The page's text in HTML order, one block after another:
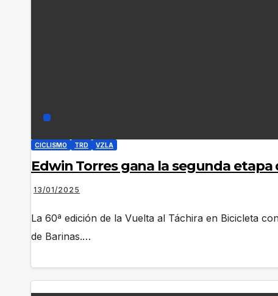
CICLISMO TRD VZLA
Edwin Torres gana la segunda etapa
13/01/2025
La 60ª edición de la Vuelta al Táchira en Bicicleta
de Barinas.…